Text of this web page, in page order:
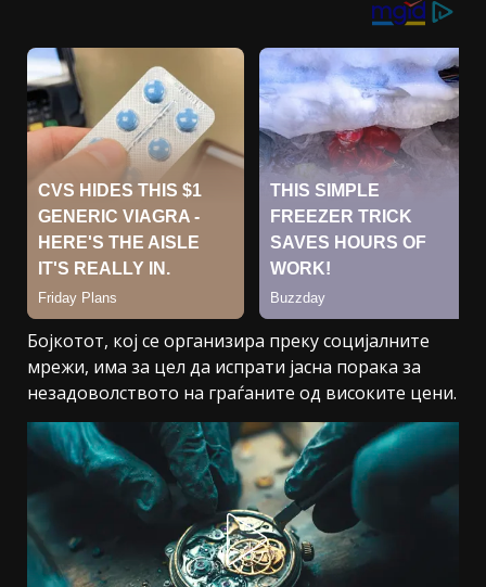
Бојкотот, кој се организира преку социјалните
мрежи, има за цел да испрати јасна порака за
незадоволството на граѓаните од високите цени.